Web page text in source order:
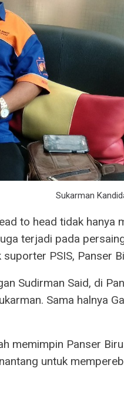
Sukarman
to head tidak hanya
terjadi pada
PSIS, Panser
Sudirman Said, di
Sama halnya
memimpin Panser
untuk